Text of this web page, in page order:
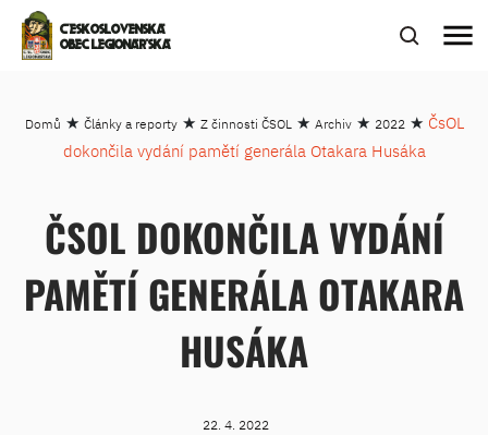
ČESKOSLOVENSKÁ
OBEC LEGIONÁŘSKÁ
menu
Domů ★ Články a reporty★ Z činnosti ČSOL★ Archiv★ 2022★ ČsOL
dokončila vydání pamětí generála Otakara Husáka
ČSOL DOKONČILA VYDÁNÍ
PAMĚTÍ GENERÁLA OTAKARA
HUSÁKA
22. 4. 2022